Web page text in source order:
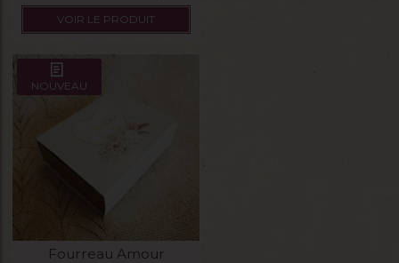
VOIR LE PRODUIT
NOUVEAU
Fourreau Amour